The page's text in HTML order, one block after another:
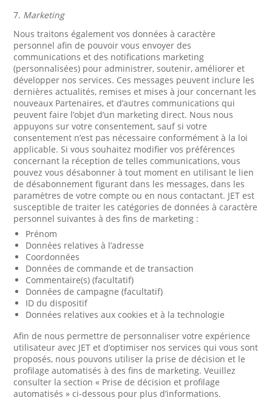
7. Marketing
Nous traitons également vos données à caractère
personnel afin de pouvoir vous envoyer des
communications et des notifications marketing
(personnalisées) pour administrer, soutenir, améliorer et
développer nos services. Ces messages peuvent inclure les
dernières actualités, remises et mises à jour concernant les
nouveaux Partenaires, et d’autres communications qui
peuvent faire l’objet d’un marketing direct. Nous nous
appuyons sur votre consentement, sauf si votre
consentement n’est pas nécessaire conformément à la loi
applicable. Si vous souhaitez modifier vos préférences
concernant la réception de telles communications, vous
pouvez vous désabonner à tout moment en utilisant le lien
de désabonnement figurant dans les messages, dans les
paramètres de votre compte ou en nous contactant. JET est
susceptible de traiter les catégories de données à caractère
personnel suivantes à des fins de marketing :
Prénom
Données relatives à l’adresse
Coordonnées
Données de commande et de transaction
Commentaire(s) (facultatif)
Données de campagne (facultatif)
ID du dispositif
Données relatives aux cookies et à la technologie
Afin de nous permettre de personnaliser votre expérience
utilisateur avec JET et d’optimiser nos services qui vous sont
proposés, nous pouvons utiliser la prise de décision et le
profilage automatisés à des fins de marketing. Veuillez
consulter la section « Prise de décision et profilage
automatisés » ci-dessous pour plus d’informations.